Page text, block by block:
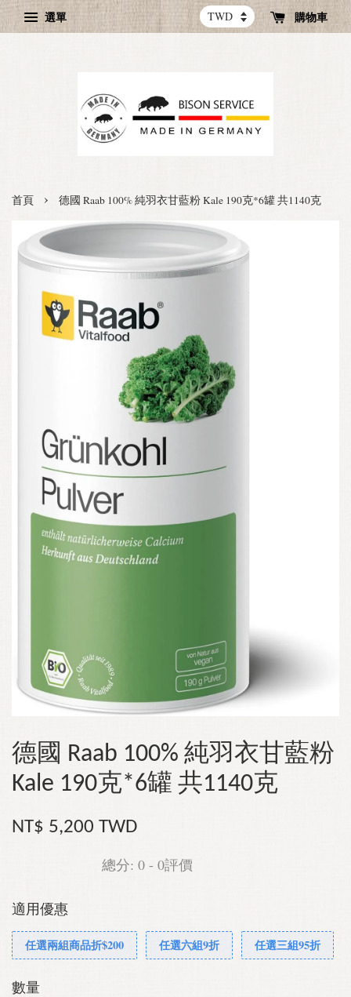
選單 購物車
首頁 › 德國 Raab 100% 純羽衣甘藍粉 Kale 190克*6罐 共1140克
德國 Raab 100% 純羽衣甘藍粉
Kale 190克*6罐 共1140克
NT$ 5,200 TWD
總分: 0 - 0評價
適用優惠
任選兩組商品折$200 任選六組9折 任選三組95折
數量